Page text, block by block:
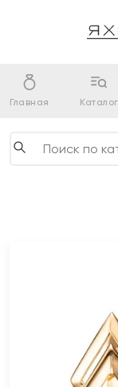
Главная Каталог